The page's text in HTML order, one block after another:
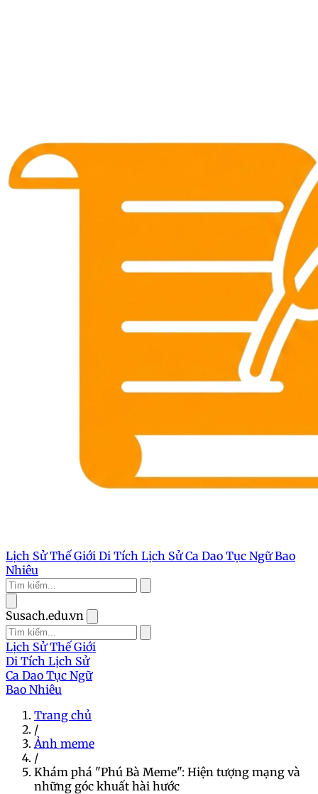
Lịch Sử Thế Giới Di Tích Lịch SửCa Dao Tục NgữBao
Nhiêu
Susach.edu.vn
Lịch Sử Thế Giới
Di Tích Lịch Sử
Ca Dao Tục Ngữ
Bao Nhiêu
Trang chủ
/
Ảnh meme
/
Khám phá "Phú Bà Meme": Hiện tượng mạng và
những góc khuất hài hước